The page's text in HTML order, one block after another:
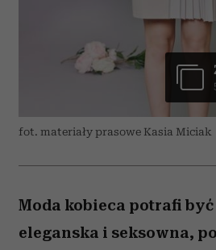
fot. materiały prasowe Kasia Miciak
Moda kobieca potrafi być
eleganska i seksowna,